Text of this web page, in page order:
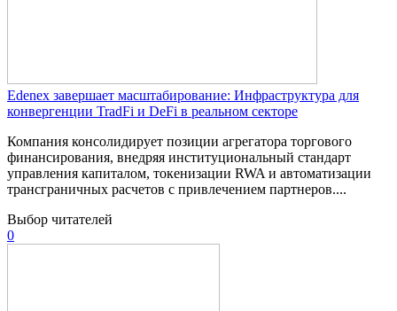
Edenex завершает масштабирование: Инфраструктура для
конвергенции TradFi и DeFi в реальном секторе
Компания консолидирует позиции агрегатора торгового
финансирования, внедряя институциональный стандарт
управления капиталом, токенизации RWA и автоматизации
трансграничных расчетов с привлечением партнеров....
Выбор читателей
0